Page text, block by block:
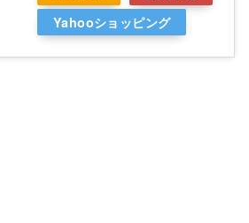
Yahooショッピング